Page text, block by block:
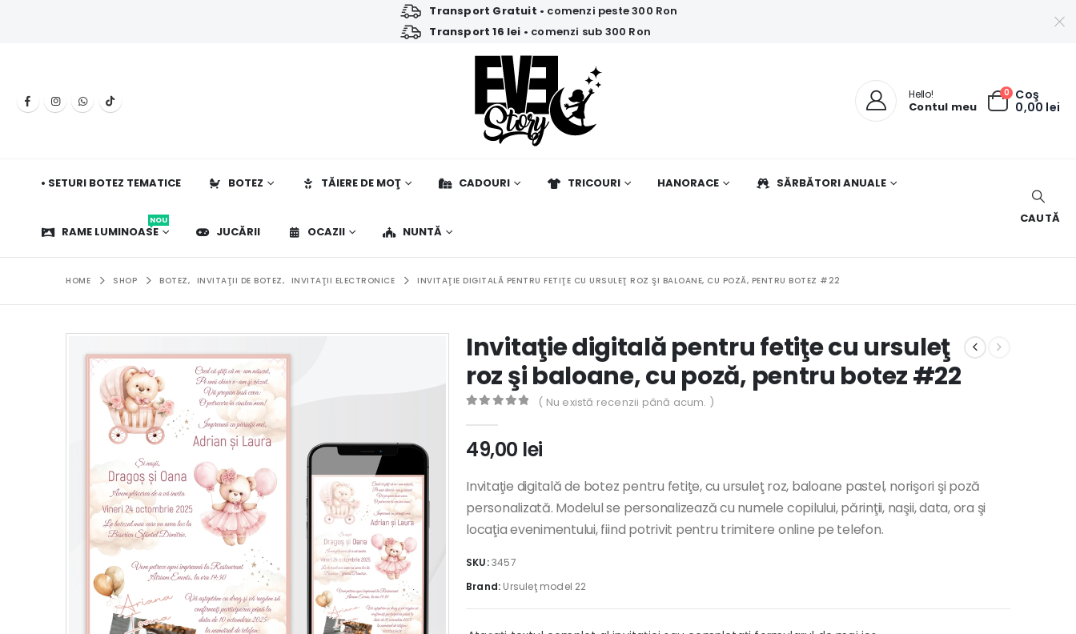
Transport Gratuit • comenzi peste 300 Ron
Transport 16 lei • comenzi sub 300 Ron
Hello!
Contul meu
0 Coş
0,00 lei
• SETURI BOTEZ TEMATICE BOTEZ TĂIERE DE MOŢ CADOURI TRICOURI HANORACE SĂRBĂTORI ANUALE
RAME LUMINOASE
NOU
JUCĂRII OCAZII NUNTĂ
CAUTĂ
HOME SHOP BOTEZ, INVITAŢII DE BOTEZ, INVITAŢII ELECTRONICE INVITAŢIE DIGITALĂ PENTRU FETIŢE CU URSULEŢ ROZ ŞI BALOANE, CU POZĂ, PENTRU BOTEZ #22
Invitaţie digitală pentru fetiţe cu ursuleţ
roz şi baloane, cu poză, pentru botez #22
( Nu există recenzii până acum. )
49,00 lei
Invitaţie digitală de botez pentru fetiţe, cu ursuleţ roz, baloane pastel, norişori şi poză
personalizată. Modelul se personalizează cu numele copilului, părinţii, naşii, data, ora şi
locaţia evenimentului, fiind potrivit pentru trimitere online pe telefon.
SKU:3457
Brand: Ursuleţ model 22